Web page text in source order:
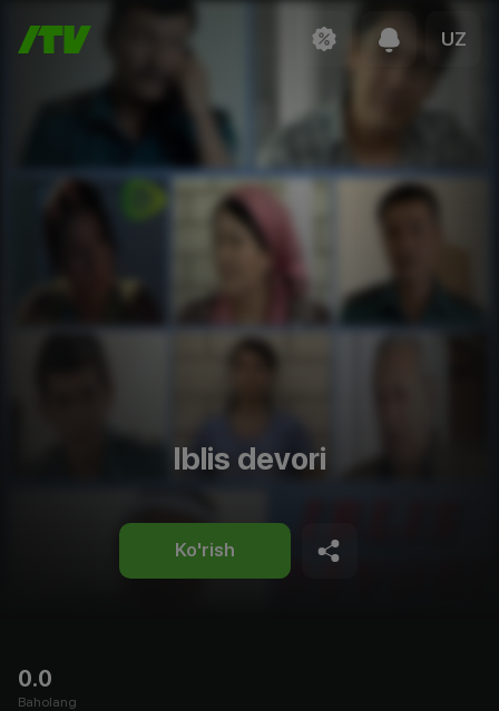
UZ
Iblis devori
Ko'rish
0.0
Baholang